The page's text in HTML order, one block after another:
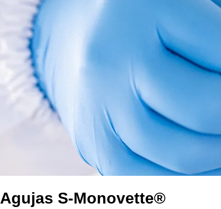
Agujas S-Monovette®